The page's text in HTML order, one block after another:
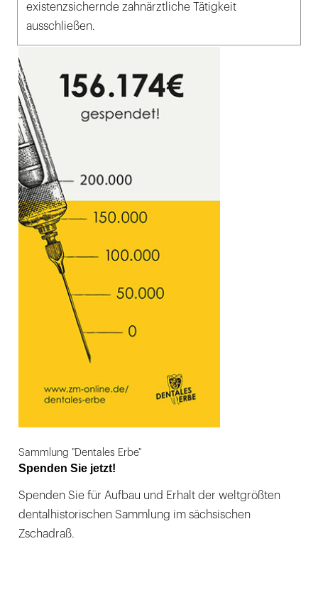
existenzsichernde zahnärztliche Tätigkeit
ausschließen.
Sammlung "Dentales Erbe"
Spenden Sie jetzt!
Spenden Sie für Aufbau und Erhalt der weltgrößten
dentalhistorischen Sammlung im sächsischen
Zschadraß.